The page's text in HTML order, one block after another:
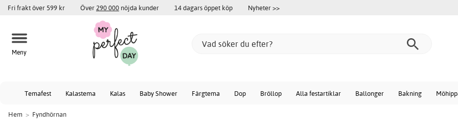
Fri frakt över 599 kr Över 290 000 nöjda kunder 14 dagars öppet köp Nyheter >>
Meny
Temafest Kalastema Kalas Baby Shower Färgtema Dop Bröllop Alla festartiklar Ballonger Bakning
Hem > Fyndhörnan